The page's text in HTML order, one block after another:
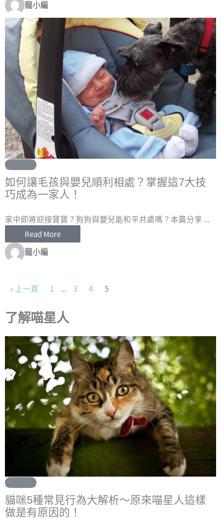
寵小編
狗狗行為
如何讓毛孩與嬰兒順利相處？掌握這7大技
巧成為一家人！
家中即將迎接寶寶？狗狗與嬰兒能和平共處嗎？本篇分享 ...
Read More
寵小編
« 上一頁 1 ... 3 4 5
了解喵星人
貓咪行為
貓咪5種常見行為大解析～原來喵星人這樣
做是有原因的！